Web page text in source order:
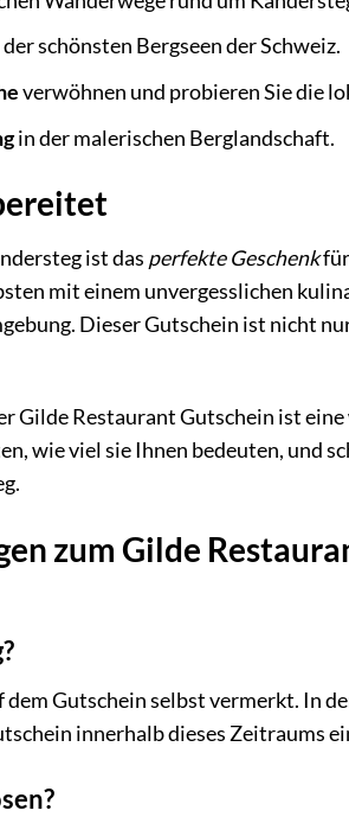
der schönsten Bergseen der Schweiz.
verwöhnen und probieren Sie die
in der malerischen Berglandschaft.
ist das perfekte Geschenkfür
mit einem unvergesslichen
Dieser Gutschein ist nicht
Gilde Restaurant Gutschein ist eine
wie viel sie Ihnen bedeuten, und
zum Gilde
Gutschein selbst vermerkt. In
innerhalb dieses Zeitraums